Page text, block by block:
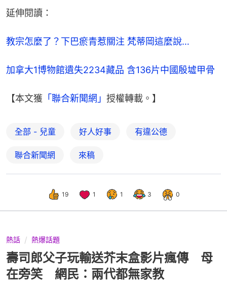
延伸閱讀：
教宗怎麼了？下巴瘀青惹關注 梵蒂岡這麼說…
加拿大1博物館遺失2234藏品 含136片中國殷墟甲骨
【本文獲 「聯合新聞網」 授權轉載。】
全部 - 兒童 好人好事 有違公德
聯合新聞網 來稿
19 1 1 3 0
熱話 熱爆話題
壽司郎父子玩輸送芥末盒影片瘋傳 母
在旁笑 網民：兩代都無家教